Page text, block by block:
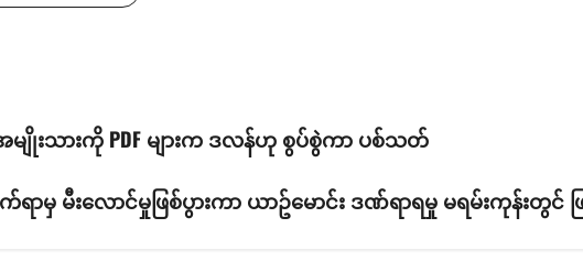
ျိုးသားကို PDF များက ဒလန်ဟု စွပ်စွဲကာ ပစ်သတ်
မီးလောင်မှုဖြစ်ပွားကာ ယာဥ်မောင်း ဒဏ်ရာရမှု မရမ်းကုန်းတွင် ဖြ